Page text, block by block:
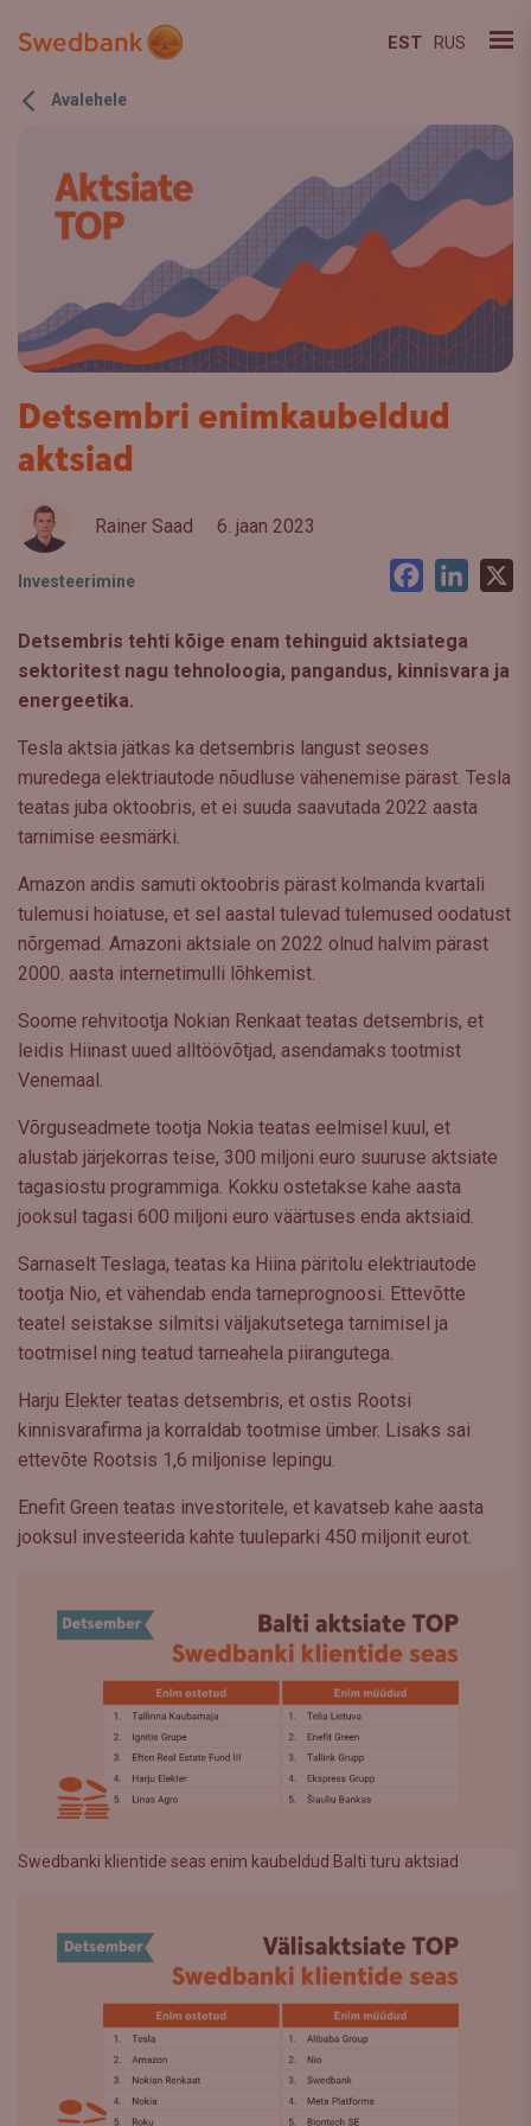
EST RUS
Avalehele
Detsembri enimkaubeldud
aktsiad
Rainer Saad 6. jaan 2023
Investeerimine Facebook
Detsembris tehti kõige enam tehinguid aktsiatega
sektoritest nagu tehnoloogia, pangandus, kinnisvara ja
energeetika.
Tesla aktsia jätkas ka detsembris langust seoses
muredega elektriautode nõudluse vähenemise pärast. Tesla
teatas juba oktoobris, et ei suuda saavutada 2022 aasta
tarnimise eesmärki.
Amazon andis samuti oktoobris pärast kolmanda kvartali
tulemusi hoiatuse, et sel aastal tulevad tulemused oodatust
nõrgemad. Amazoni aktsiale on 2022 olnud halvim pärast
2000. aasta internetimulli lõhkemist.
Soome rehvitootja Nokian Renkaat teatas detsembris, et
leidis Hiinast uued alltöövõtjad, asendamaks tootmist
Venemaal.
Võrguseadmete tootja Nokia teatas eelmisel kuul, et
alustab järjekorras teise, 300 miljoni euro suuruse aktsiate
tagasiostu programmiga. Kokku ostetakse kahe aasta
jooksul tagasi 600 miljoni euro väärtuses enda aktsiaid.
Sarnaselt Teslaga, teatas ka Hiina päritolu elektriautode
tootja Nio, et vähendab enda tarneprognoosi. Ettevõtte
teatel seistakse silmitsi väljakutsetega tarnimisel ja
tootmisel ning teatud tarneahela piirangutega.
Harju Elekter teatas detsembris, et ostis Rootsi
kinnisvarafirma ja korraldab tootmise ümber. Lisaks sai
ettevõte Rootsis 1,6 miljonise lepingu.
Enefit Green teatas investoritele, et kavatseb kahe aasta
jooksul investeerida kahte tuuleparki 450 miljonit eurot.
Swedbanki klientide seas enim kaubeldud Balti turu aktsiad